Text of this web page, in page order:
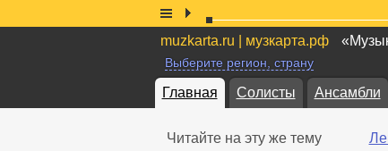
muzkarta.ru | музкарта.рф
Выберите регион, страну
Главная Солисты Ансамбли
Читайте на эту же тему